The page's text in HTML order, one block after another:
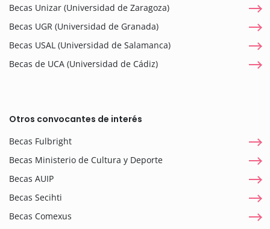
Becas Unizar (Universidad de Zaragoza)
Becas UGR (Universidad de Granada)
Becas USAL (Universidad de Salamanca)
Becas de UCA (Universidad de Cádiz)
Otros convocantes de interés
Becas Fulbright
Becas Ministerio de Cultura y Deporte
Becas AUIP
Becas Secihti
Becas Comexus